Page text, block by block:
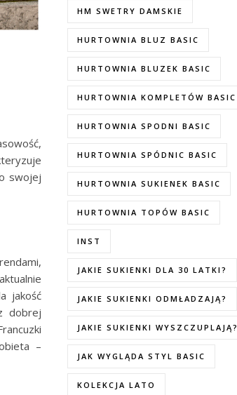
swojej
jakość
dobrej
–
HM SWETRY DAMSKIE
HURTOWNIA BLUZ BASIC
HURTOWNIA BLUZEK BASIC
HURTOWNIA KOMPLETÓW BASIC
HURTOWNIA SPODNI BASIC
HURTOWNIA SPÓDNIC BASIC
HURTOWNIA SUKIENEK BASIC
HURTOWNIA TOPÓW BASIC
INST
JAKIE SUKIENKI DLA 30 LATKI?
JAKIE SUKIENKI ODMŁADZAJĄ?
JAKIE SUKIENKI WYSZCZUPLAJĄ?
JAK WYGLĄDA STYL BASIC
KOLEKCJA LATO